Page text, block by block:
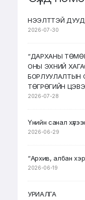
НЭЭЛТТЭЙ
2026-07-30
“ДАРХАНЫ
ОНЫ ЭХНИЙ
БОРЛУУЛАЛТЫН
ТӨГРӨГИЙН
2026-07-28
Үнийн санал
2026-06-29
“Архив, албан
2026-06-19
УРИАЛГА